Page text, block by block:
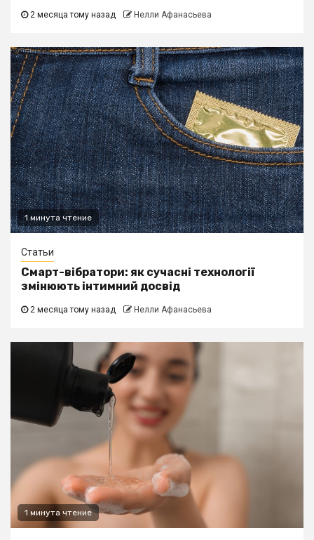
2 месяца тому назад Нелли Афанасьева
1 минута чтение
Статьи
Смарт-вібратори: як сучасні технології
змінюють інтимний досвід
2 месяца тому назад Нелли Афанасьева
1 минута чтение